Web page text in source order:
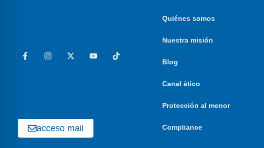
acceso mail
Quiénes somos
Nuestra misión
Blog
Canal ético
Protección al menor
Compliance